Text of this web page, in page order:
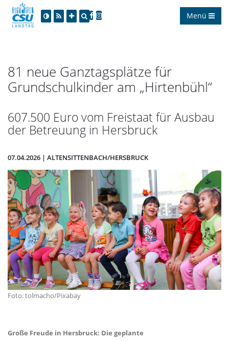
Menü
81 neue Ganztagsplätze für
Grundschulkinder am „Hirtenbühl“
607.500 Euro vom Freistaat für Ausbau
der Betreuung in Hersbruck
07.04.2026 | ALTENSITTENBACH/HERSBRUCK
Foto: tolmacho/Pixabay
Große Freude in Hersbruck: Die geplante